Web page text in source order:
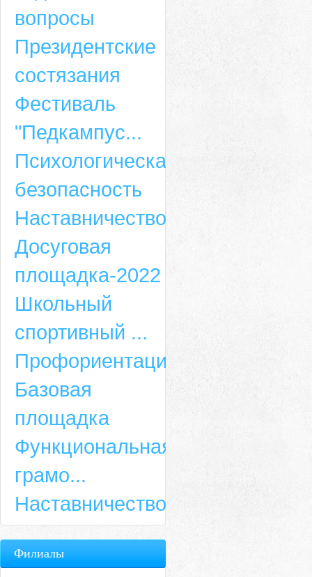
вопросы
Президентские
состязания
Фестиваль
"Педкампус...
Психологическая
безопасность
Наставничество
Досуговая
площадка-2022
Школьный
спортивный ...
Профориентация
Базовая
площадка
Функциональная
грамо...
Наставничество
Филиалы